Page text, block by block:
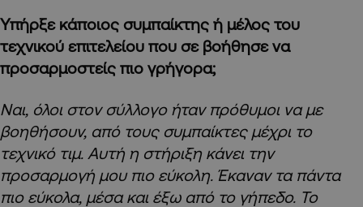
Υπήρξε κάποιος συμπαίκτης ή μέλος του
τεχνικού επιτελείου που σε βοήθησε να
προσαρμοστείς πιο γρήγορα;
Ναι, όλοι στον σύλλογο ήταν πρόθυμοι να με
βοηθήσουν, από τους συμπαίκτες μέχρι το
τεχνικό τιμ. Αυτή η στήριξη κάνει την
προσαρμογή μου πιο εύκολη. Έκαναν τα πάντα
πιο εύκολα, μέσα και έξω από το γήπεδο. Το